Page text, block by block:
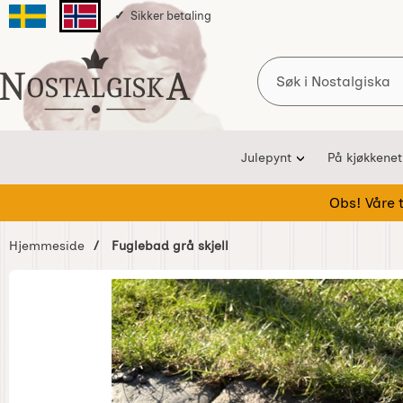
Svenska sidanNorska sidan
Sikker betaling
Startsiden for Nostalgiska
Søk
Julepynt På kjøkkenet
Obs! Våre
Hjemmeside Fuglebad grå skjell